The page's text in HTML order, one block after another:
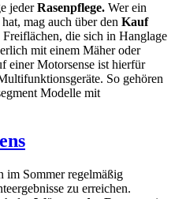
jederRasenpflege. Wer ein
mag auch über den Kauf
Freiflächen, die sich in Hanglage
mit einem Mäher oder
einer Motorsense ist hierfür
So gehören
Modelle mit
im Sommer regelmäßig
zu erreichen.